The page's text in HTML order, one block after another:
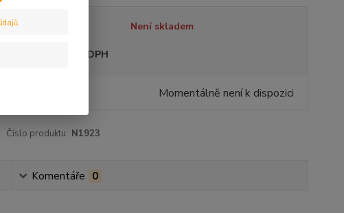
Není skladem
Nejsme plátci DPH
Momentálně není k dispozici
Číslo produktu: N1923
Komentáře 0
.